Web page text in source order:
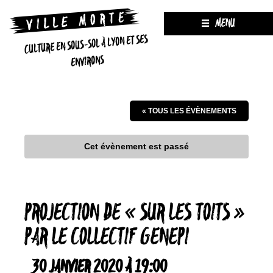
CULTURE EN SOUS-SOL À LYON ET SES
ENVIRONS
MENU
« TOUS LES ÉVÈNEMENTS
Cet évènement est passé
PROJECTION DE « SUR LES TOITS »
PAR LE COLLECTIF GENEPI
30 JANVIER 2020 À 19:00